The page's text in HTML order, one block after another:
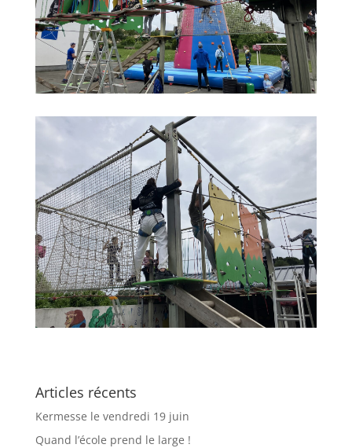
Articles récents
Kermesse le vendredi 19 juin
Quand l’école prend le large !